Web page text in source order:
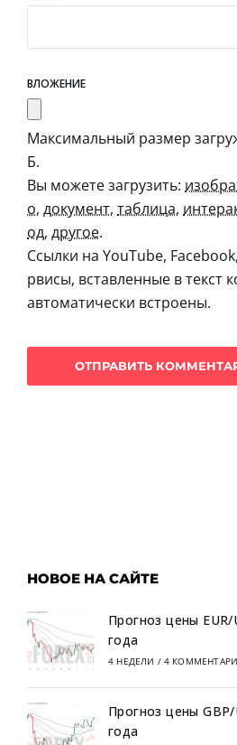
ВЛОЖЕНИЕ
Максимальный размер
Б.
Вы можете загрузить:
о, документ, таблица,
од, другое.
Ссылки на YouTube,
рвисы, вставленные в текст
автоматически встроены.
НОВОЕ НА САЙТЕ
Прогноз цены
года
4 НЕДЕЛИ / 4
Прогноз цены
года